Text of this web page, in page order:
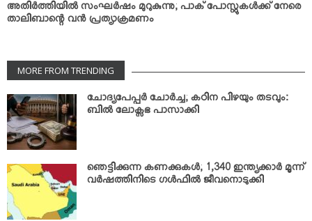
അതിര്‍ത്തിയില്‍ സംഘര്‍ഷം മുറുകുന്നു; പാക് പോസ്റ്റുകള്‍ക്ക് നേരെ
താലിബാന്റെ വന്‍ പ്രത്യാക്രമണം
MORE FROM TRENDING
ചോദ്യപേപ്പര്‍ ചോര്‍ച്ച; കഠിന പിഴയും തടവും:
ബില്‍ ലോക്സഭ പാസാക്കി
ഞെട്ടിക്കുന്ന കണക്കുകള്‍; 1,340 ഇന്ത്യക്കാര്‍ മൂന്ന്
വര്‍ഷത്തിനിടെ ഗള്‍ഫില്‍ ജീവനൊടുക്കി